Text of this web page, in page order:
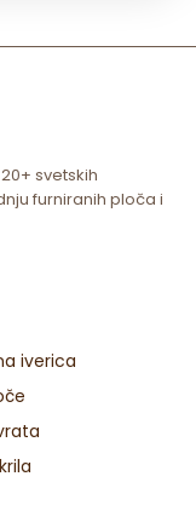
svetskih
furniranih ploča i
iverica